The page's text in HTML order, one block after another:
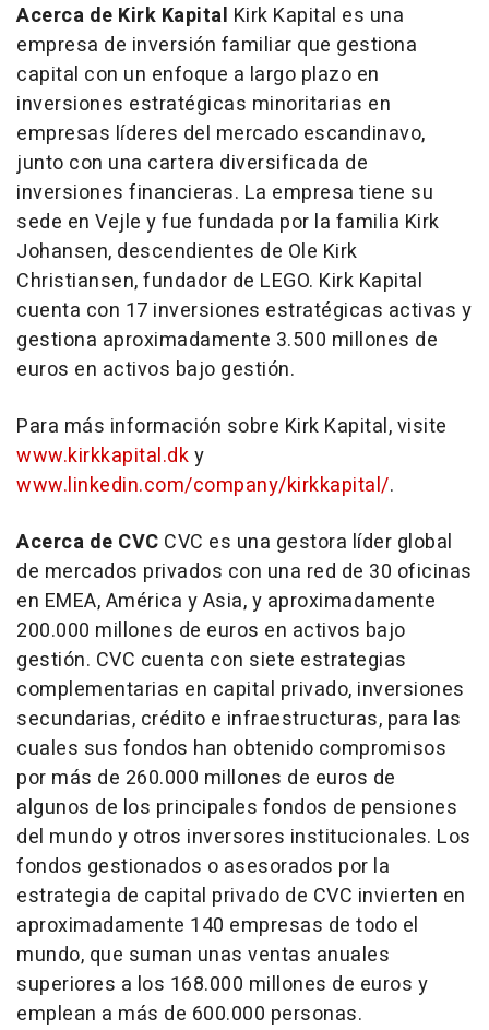
Acerca de Kirk Kapital Kirk Kapital es una
empresa de inversión familiar que gestiona
capital con un enfoque a largo plazo en
inversiones estratégicas minoritarias en
empresas líderes del mercado escandinavo,
junto con una cartera diversificada de
inversiones financieras. La empresa tiene su
sede en Vejle y fue fundada por la familia Kirk
Johansen, descendientes de Ole Kirk
Christiansen, fundador de LEGO. Kirk Kapital
cuenta con 17 inversiones estratégicas activas y
gestiona aproximadamente 3.500 millones de
euros en activos bajo gestión.
Para más información sobre Kirk Kapital, visite
www.kirkkapital.dky
www.linkedin.com/company/kirkkapital/.
Acerca de CVC CVC es una gestora líder global
de mercados privados con una red de 30 oficinas
en EMEA, América yAsia, y aproximadamente
200.000 millones de euros en activos bajo
gestión. CVC cuenta con siete estrategias
complementarias en capital privado, inversiones
secundarias, crédito e infraestructuras, para las
cuales sus fondos han obtenido compromisos
por más de 260.000 millones de euros de
algunos de los principales fondos de pensiones
del mundo y otros inversores institucionales. Los
fondos gestionados o asesorados por la
estrategia de capital privado de CVC invierten en
aproximadamente 140 empresas de todo el
mundo, que suman unas ventas anuales
superiores a los 168.000 millones de euros y
emplean a más de 600.000 personas.